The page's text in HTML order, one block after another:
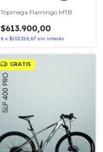
Topmega Flamingo MTB
$613.900,00
6 x $102.316,67 sin interés
GRATIS